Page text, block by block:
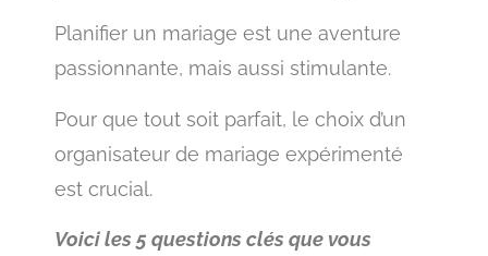
Planifier un mariage est une aventure
passionnante, mais aussi stimulante.
Pour que tout soit parfait, le choix d’un
organisateur de mariage expérimenté
est crucial.
Voici les 5 questions clés que vous